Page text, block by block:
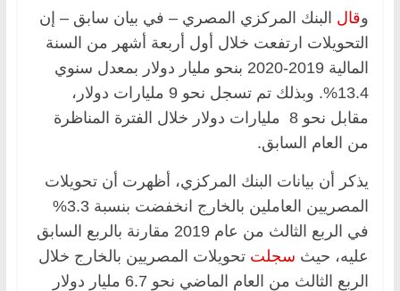
وقال البنك المركزي المصري – في بيان سابق – إن
التحويلات ارتفعت خلال أول أربعة أشهر من السنة
المالية 2019-2020 بنحو مليار دولار بمعدل سنوي
13.4%. وبذلك تم تسجل نحو 9 مليارات دولار،
مقابل نحو 8 مليارات دولار خلال الفترة المناظرة
من العام السابق.
يذكر أن بيانات البنك المركزي، أظهرت أن تحويلات
المصريين العاملين بالخارج انخفضت بنسبة 3.3%
في الربع الثالث من عام 2019 مقارنة بالربع السابق
عليه، حيث سجلت تحويلات المصريين بالخارج خلال
الربع الثالث من العام الماضي نحو 6.7 مليار دولار